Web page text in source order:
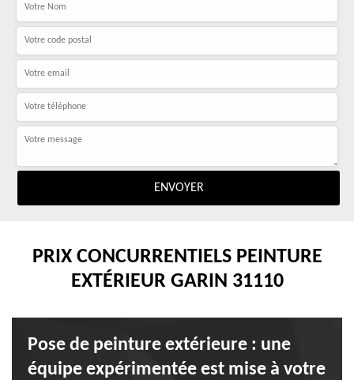
PRIX CONCURRENTIELS PEINTURE
EXTÉRIEUR GARIN 31110
Pose de peinture extérieure : une
équipe expérimentée est mise à votre